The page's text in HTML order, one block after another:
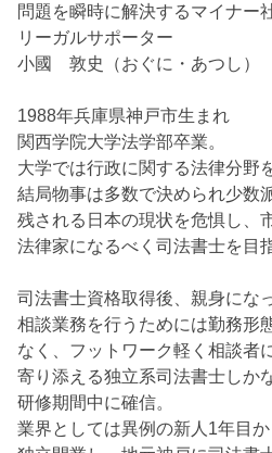
問題を瞬時に解決するマイナー
リーガルサポーター
小國 敦史（おぐに・あつし）
1988年兵庫県神戸市生まれ
関西学院大学法学部卒業。
大学では行政に関する法律分野
結局物事は多数で決められ少数
残される日本の現状を危惧し、
法律家になるべく司法書士を目
司法書士資格取得後、親身にな
相談業務を行うためには勤務形
なく、フットワーク軽く相談者
寄り添える独立系司法書士しか
研修期間中に確信。
業界としては異例の新人1年目か